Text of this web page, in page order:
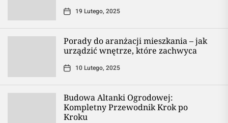
19 Lutego, 2025
Porady do aranżacji mieszkania – jak
urządzić wnętrze, które zachwyca
10 Lutego, 2025
Budowa Altanki Ogrodowej:
Kompletny Przewodnik Krok po
Kroku